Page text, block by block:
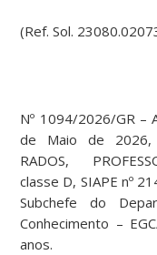
(Ref. Sol.
Nº 1094/2026/GR –
de Maio de 2026,
RADOS,
classe D, SIAPE nº
Subchefe do
Conhecimento –
anos.